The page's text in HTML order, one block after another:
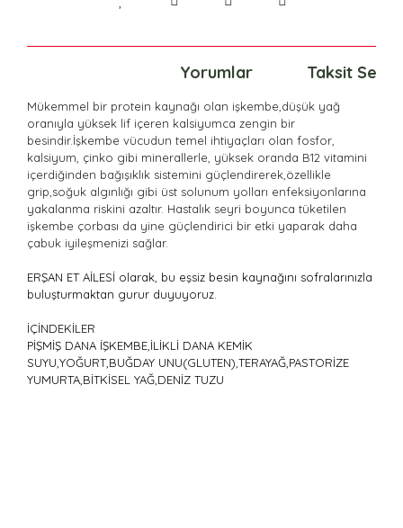
Yorumlar Taksit
Mükemmel bir protein kaynağı olan işkembe,düşük yağ
oranıyla yüksek lif içeren kalsiyumca zengin bir
besindir.İşkembe vücudun temel ihtiyaçları olan fosfor,
kalsiyum, çinko gibi minerallerle, yüksek oranda B12 vitamini
içerdiğinden bağışıklık sistemini güçlendirerek,özellikle
grip,soğuk algınlığı gibi üst solunum yolları enfeksiyonlarına
yakalanma riskini azaltır. Hastalık seyri boyunca tüketilen
işkembe çorbası da yine güçlendirici bir etki yaparak daha
çabuk iyileşmenizi sağlar.
ERŞAN ET AİLESİ olarak, bu eşsiz besin kaynağını sofralarınızla
buluşturmaktan gurur duyuyoruz.
İÇİNDEKİLER
PİŞMİŞ DANA İŞKEMBE,İLİKLİ DANA KEMİK
SUYU,YOĞURT,BUĞDAY UNU(GLUTEN),TERAYAĞ,PASTORİZE
YUMURTA,BİTKİSEL YAĞ,DENİZ TUZU